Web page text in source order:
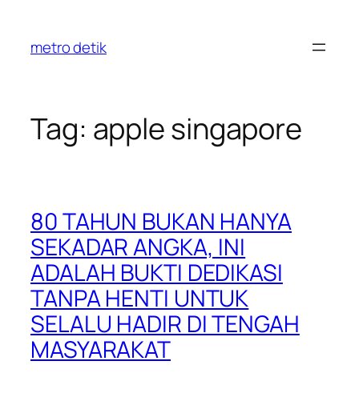
content
metro detik
Tag: apple singapore
80 TAHUN BUKAN HANYA
SEKADAR ANGKA, INI
ADALAH BUKTI DEDIKASI
TANPA HENTI UNTUK
SELALU HADIR DI TENGAH
MASYARAKAT